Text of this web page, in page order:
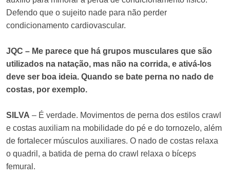
Defendo que o sujeito nade para não perder
condicionamento cardiovascular.
JQC – Me parece que há grupos musculares que são
utilizados na natação, mas não na corrida, e ativá-los
deve ser boa ideia. Quando se bate perna no nado de
costas, por exemplo.
SILVA – É verdade. Movimentos de perna dos estilos crawl
e costas auxiliam na mobilidade do pé e do tornozelo, além
de fortalecer músculos auxiliares. O nado de costas relaxa
o quadril, a batida de perna do crawl relaxa o bíceps
femural.